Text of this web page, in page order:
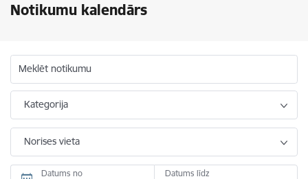
Notikumu kalendārs
Meklēt notikumu
Kategorija
Norises vieta
Datums no Datums līdz